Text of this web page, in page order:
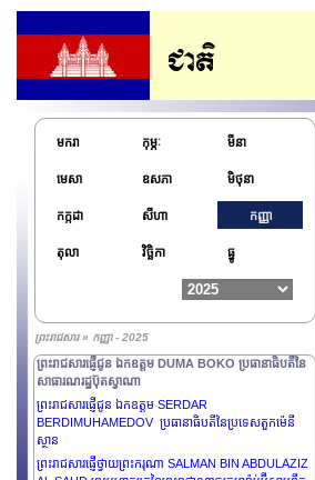
មករា កុម្ភៈ មីនា
មេសា ឧសភា មិថុនា
កក្កដា សីហា កញ្ញា
តុលា វិច្ឆិកា ធ្នូ
ព្រះរាជសារ » កញ្ញា - 2025
ព្រះរាជសារផ្ញើជូន ឯកឧត្តម LEE JAE MYUNG ប្រធានាធិបតី
STEINMEIER ប្រធានាធិបតីនៃសាធារណរដ្ឋសហព័ន្ធអាល្លឺម៉ង់
ព្រះរាជសារផ្ញើជូន ឯកឧត្តមឧត្តមសេនីយ៍ឯក MAMADI
DOUMBOUYA ប្រធានាធិបតីនៃសាធារណរដ្ឋហ្គីណេ
TINUBU ប្រធានាធិបតីនៃសាធារណរដ្ឋសហព័ន្ធនីហ្សេរីយ៉ា
ព្រះរាជសារផ្ញើជូន ឯកឧត្តម NIKOS
CHRISTODOULIDES ប្រធានាធិបតីនៃសាធារណរដ្ឋស៊ីប
ព្រះរាជសារផ្ញើជូន ឯកឧត្តម XI JINPING ប្រធានាធិបតីនៃ
សាធារណរដ្ឋប្រជាមានិតចិន
ព្រះរាជសារផ្ញើជូន ឯកឧត្តម DUMA BOKO ប្រធានាធិបតីនៃ
សាធារណរដ្ឋប៊ុតស្វាណា
ព្រះរាជសារផ្ញើជូន ឯកឧត្តម SERDAR
BERDIMUHAMEDOV ប្រធានាធិបតីនៃប្រទេសតួកម៉េនី
ស្ថាន
ព្រះរាជសារផ្ញើថ្វាយព្រះករុណា SALMAN BIN ABDULAZIZ